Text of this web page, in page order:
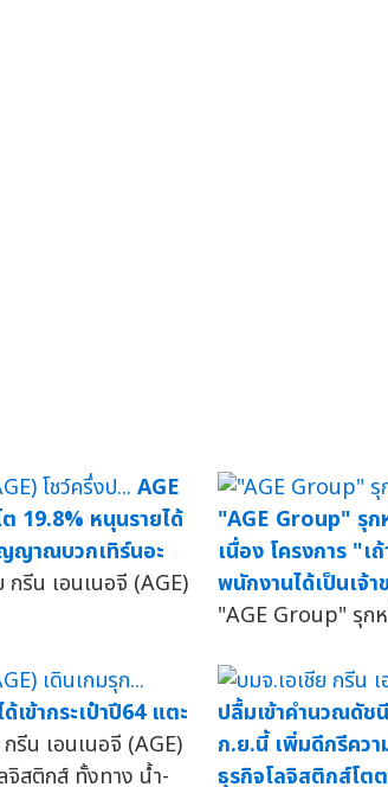
AGE
19.8% หนุนรายได้
ญาณบวกเทิร์นอะ
รีน เอนเนอจี (AGE)
"AGE Group" รุ
เนื่อง โครงการ "
พนักงานได้เป็นเจ้
"AGE Group" รุก
ข้ากระเป๋าปี64 แตะ
รีน เอนเนอจี (AGE)
จิสติกส์ ทั้งทาง น้ำ-
ปลื้มเข้าคำนวณดัช
ก.ย.นี้ เพิ่มดีกรีคว
ธุรกิจโลจิสติกส์โต